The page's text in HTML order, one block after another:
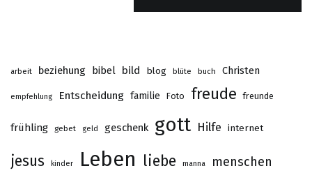
arbeit beziehung bibel bild blog blüte buch Christen
empfehlung Entscheidung familie Foto freude freunde
frühling gebet geld geschenk gott Hilfe internet
jesus kinder Leben liebe manna
menschen